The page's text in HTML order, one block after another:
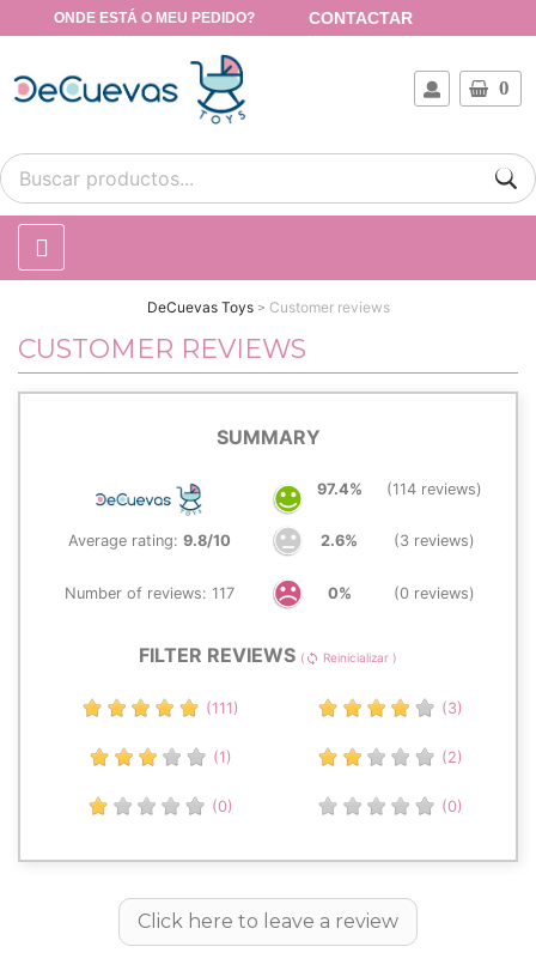
ONDE ESTÁ O MEU PEDIDO? CONTACTAR
0
DeCuevas Toys Customer reviews
CUSTOMER REVIEWS
SUMMARY
97.4% (114 reviews)
Average rating: 9.8/10 2.6% (3 reviews)
Number of reviews: 117 0% (0 reviews)
FILTER REVIEWS ( sync Reinicializar )
(111) (3)
(1) (2)
(0) (0)
Click here to leave a review